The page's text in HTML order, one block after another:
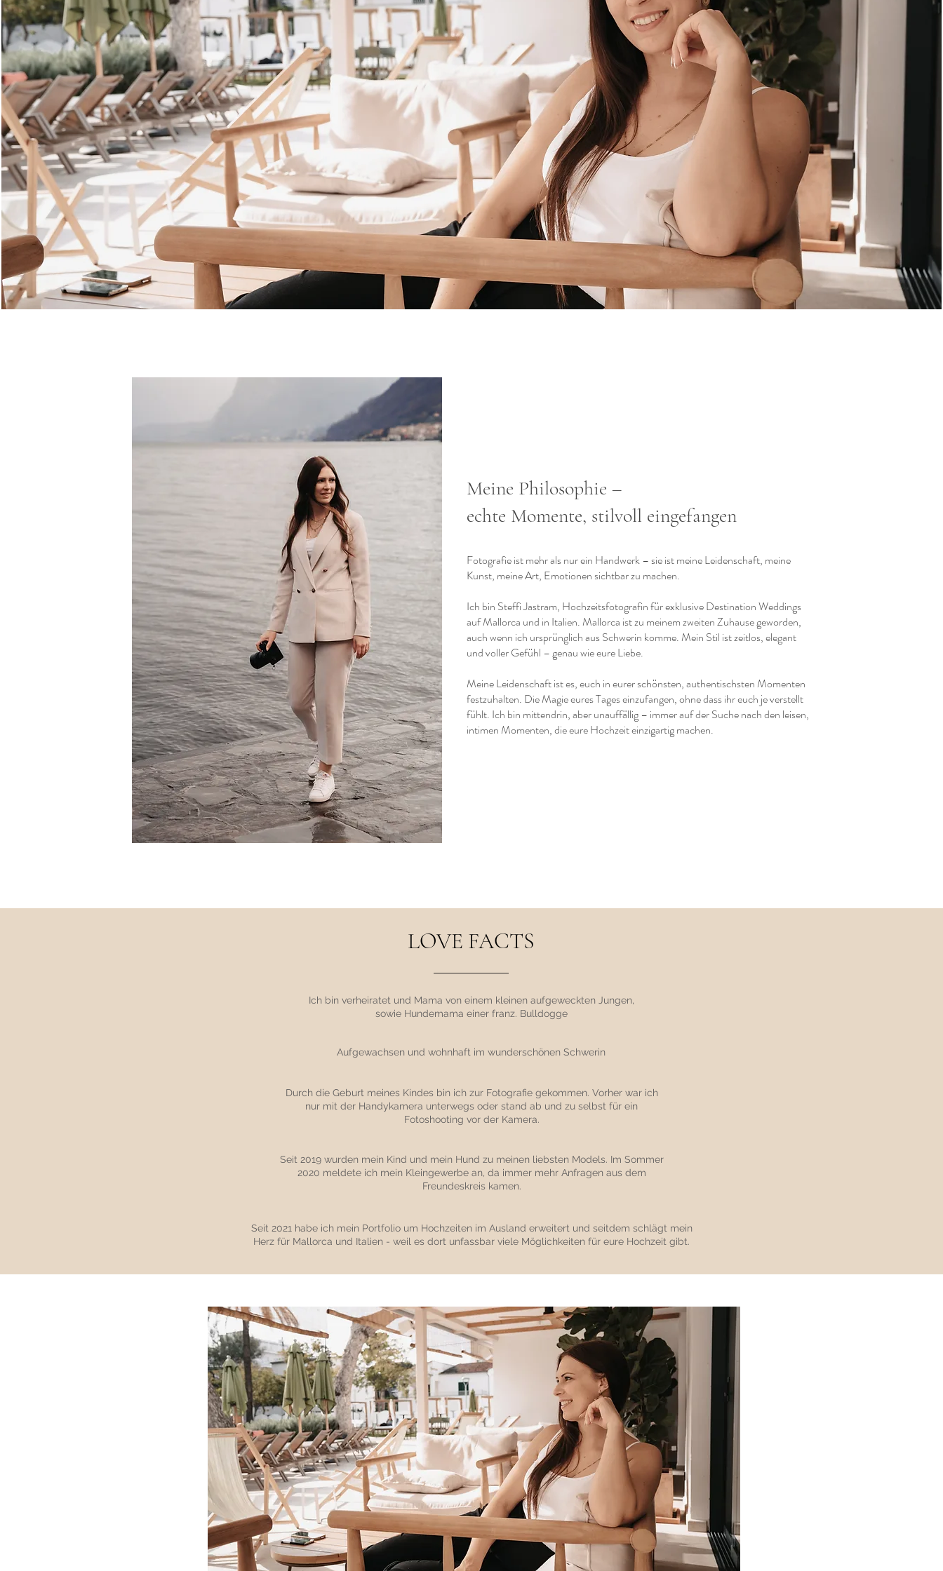
Meine Philosophie –
echte Momente, stilvoll eingefangen
Fotografie ist mehr als nur ein Handwerk – sie ist meine Leidenschaft, meine
Kunst, meine Art, Emotionen sichtbar zu machen.
Ich bin Steffi Jastram, Hochzeitsfotografin für exklusive Destination Weddings
auf Mallorca und in Italien. Mallorca ist zu meinem zweiten Zuhause geworden,
auch wenn ich ursprünglich aus Schwerin komme. Mein Stil ist zeitlos, elegant
und voller Gefühl – genau wie eure Liebe.
Meine Leidenschaft ist es, euch in eurer schönsten, authentischsten Momenten
festzuhalten. Die Magie eures Tages einzufangen, ohne dass ihr euch je verstellt
fühlt. Ich bin mittendrin, aber unauffällig – immer auf der Suche nach den leisen,
intimen Momenten, die eure Hochzeit einzigartig machen.
LOVE FACTS
Ich bin verheiratet und Mama von einem kleinen aufgeweckten Jungen,
sowie Hundemama einer franz. Bulldogge
Aufgewachsen und wohnhaft im wunderschönen Schwerin
Durch die Geburt meines Kindes bin ich zur Fotografie gekommen. Vorher war ich
nur mit der Handykamera unterwegs oder stand ab und zu selbst für ein
Fotoshooting vor der Kamera.
Seit 2019 wurden mein Kind und mein Hund zu meinen liebsten Models. Im Sommer
2020 meldete ich mein Kleingewerbe an, da immer mehr Anfragen aus dem
Freundeskreis kamen.
Seit 2021 habe ich mein Portfolio um Hochzeiten im Ausland erweitert und seitdem schlägt mein
Herz für Mallorca und Italien - weil es dort unfassbar viele Möglichkeiten für eure Hochzeit gibt.